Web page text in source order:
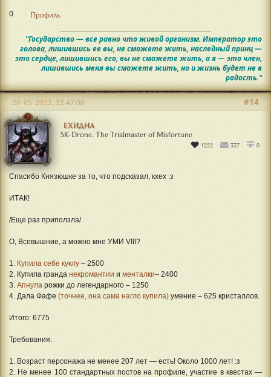
0 Профиль
"Государство — все равно что живой организм. Император это
голова, лишившись ее вы, не сможете жить, наследный принц —
это сердце, лишившись его, вы не сможете жить, а я — это член,
лишившись меня вы сможете жить, но и жизнь будет не в
радость."
ЕХИДНА
SK-Drone. The Trialmaster of Misfortune
1222 337 0
#14
20-05-2023, 22:47:06
Спасибо Князюшке за то, что подсказал, кхех :з
ИТАК!
/Еще раз приползла/
О, Всевышние, а можно мне УМИ VIII?
1. Купила себе куклу – 2500
2. Купила гранда некромантии и менталки– 2400
3. Апнула рожки до легендарного – 1250
4. Дала Фафе (точнее, она сама нагло купила) умение – 625 кристаллов.
Итого: 6775
Требования:
1. Возраст персонажа не менее 207 лет — есть! Около 1000 лет! :з
2. Не менее 100 стандартных постов на профиле, участие в квестах —